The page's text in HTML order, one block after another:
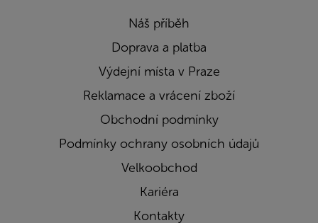
Náš příběh
Doprava a platba
Výdejní místa v Praze
Reklamace a vrácení zboží
Obchodní podmínky
Podmínky ochrany osobních údajů
Velkoobchod
Kariéra
Kontakty